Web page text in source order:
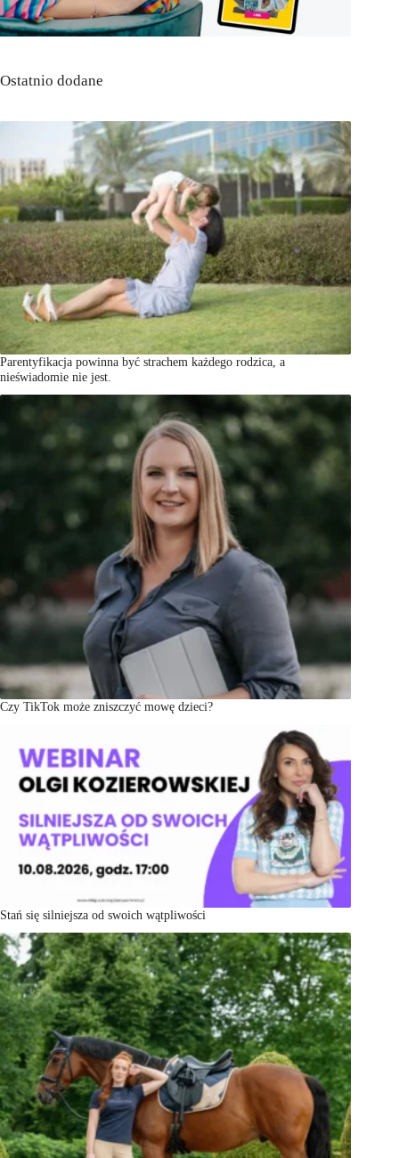
Ostatnio dodane
Parentyfikacja powinna być strachem każdego rodzica, a
nieświadomie nie jest.
Czy TikTok może zniszczyć mowę dzieci?
Stań się silniejsza od swoich wątpliwości